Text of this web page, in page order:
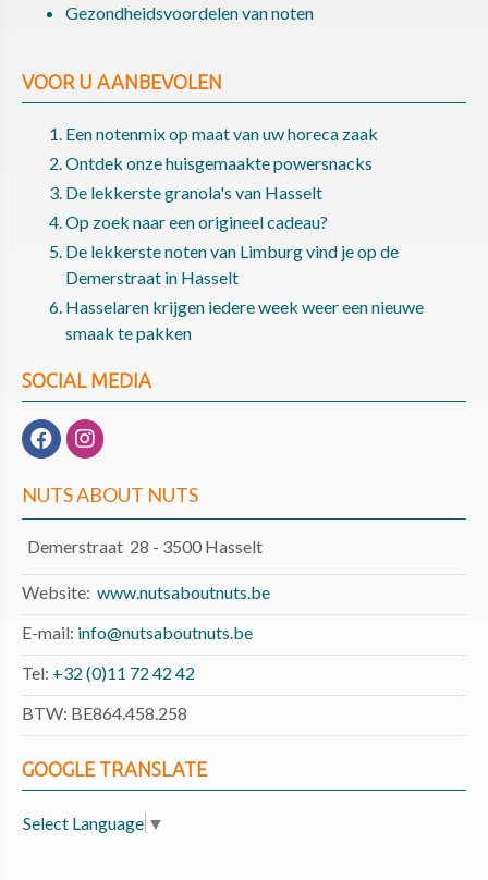
Gezondheidsvoordelen van noten
VOOR U AANBEVOLEN
Een notenmix op maat van uw horeca zaak
Ontdek onze huisgemaakte powersnacks
De lekkerste granola's van Hasselt
Op zoek naar een origineel cadeau?
De lekkerste noten van Limburg vind je op de
Demerstraat in Hasselt
Hasselaren krijgen iedere week weer een nieuwe
smaak te pakken
SOCIAL MEDIA
NUTS ABOUT NUTS
Demerstraat 28 - 3500 Hasselt
Website: www.nutsaboutnuts.be
E-mail: info@nutsaboutnuts.be
Tel: +32 (0)11 72 42 42
BTW: BE864.458.258
GOOGLE TRANSLATE
Select Language ▼